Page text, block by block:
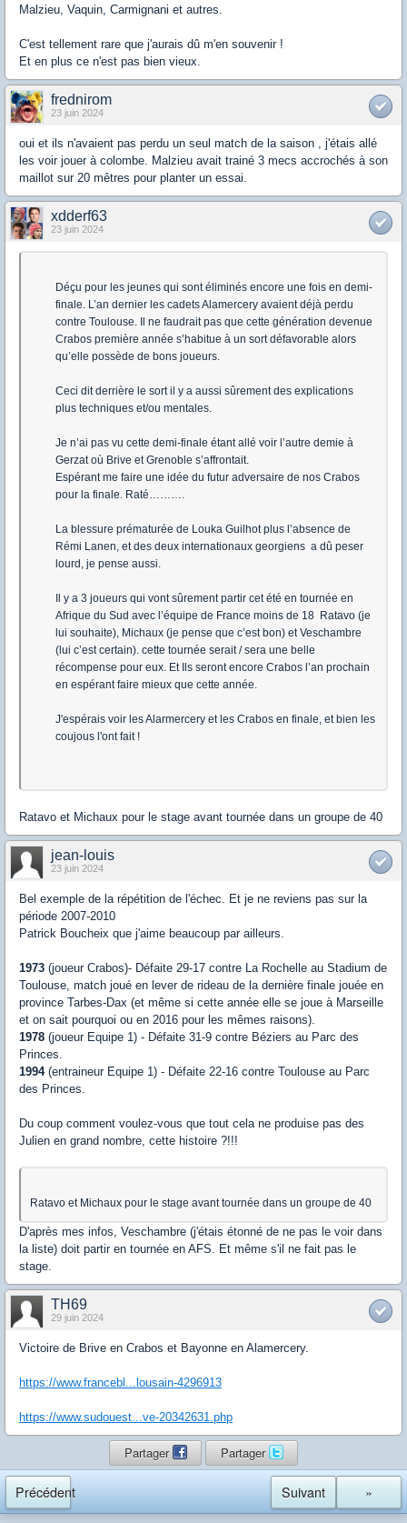
Malzieu, Vaquin, Carmignani et autres.
C'est tellement rare que j'aurais dû m'en souvenir !
Et en plus ce n'est pas bien vieux.
frednirom
23 juin 2024
oui et ils n'avaient pas perdu un seul match de la saison , j'étais allé
les voir jouer à colombe. Malzieu avait trainé 3 mecs accrochés à son
maillot sur 20 mêtres pour planter un essai.
xdderf63
23 juin 2024
Déçu pour les jeunes qui sont éliminés encore une fois en demi-
finale. L’an dernier les cadets Alamercery avaient déjà perdu
contre Toulouse. Il ne faudrait pas que cette génération devenue
Crabos première année s’habitue à un sort défavorable alors
qu’elle possède de bons joueurs.
Ceci dit derrière le sort il y a aussi sûrement des explications
plus techniques et/ou mentales.
Je n’ai pas vu cette demi-finale étant allé voir l’autre demie à
Gerzat où Brive et Grenoble s’affrontait.
Espérant me faire une idée du futur adversaire de nos Crabos
pour la finale. Raté……….
La blessure prématurée de Louka Guilhot plus l’absence de
Rémi Lanen, et des deux internationaux georgiens a dû peser
lourd, je pense aussi.
Il y a 3 joueurs qui vont sûrement partir cet été en tournée en
Afrique du Sud avec l’équipe de France moins de 18 Ratavo (je
lui souhaite), Michaux (je pense que c’est bon) et Veschambre
(lui c’est certain). cette tournée serait / sera une belle
récompense pour eux. Et Ils seront encore Crabos l’an prochain
en espérant faire mieux que cette année.
J'espérais voir les Alarmercery et les Crabos en finale, et bien les
coujous l'ont fait !
Ratavo et Michaux pour le stage avant tournée dans un groupe de 40
jean-louis
23 juin 2024
Bel exemple de la répétition de l'échec. Et je ne reviens pas sur la
période 2007-2010
Patrick Boucheix que j'aime beaucoup par ailleurs.
1973 (joueur Crabos)- Défaite 29-17 contre La Rochelle au Stadium de
Toulouse, match joué en lever de rideau de la dernière finale jouée en
province Tarbes-Dax (et même si cette année elle se joue à Marseille
et on sait pourquoi ou en 2016 pour les mêmes raisons).
1978 (joueur Equipe 1) - Défaite 31-9 contre Béziers au Parc des
Princes.
1994(entraineur Equipe 1) - Défaite 22-16 contre Toulouse au Parc
des Princes.
Du coup comment voulez-vous que tout cela ne produise pas des
Julien en grand nombre, cette histoire ?!!!
Ratavo et Michaux pour le stage avant tournée dans un groupe de 40
D'après mes infos, Veschambre (j'étais étonné de ne pas le voir dans
la liste) doit partir en tournée en AFS. Et même s'il ne fait pas le
stage.
TH69
29 juin 2024
Victoire de Brive en Crabos et Bayonne en Alamercery.
https://www.francebl...lousain-4296913
https://www.sudouest...ve-20342631.php
Partager Partager
Précédent »
Suivant